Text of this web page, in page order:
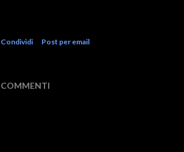
Condividi Post per email
COMMENTI